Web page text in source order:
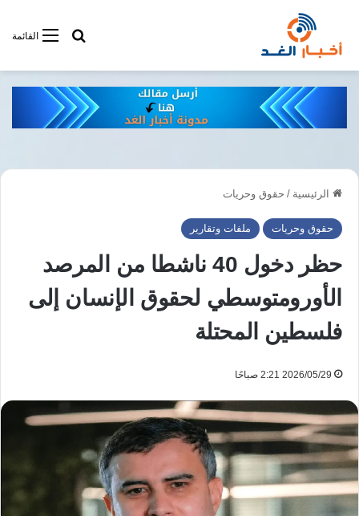
القائمةأبحت فى
الرئيسية / حقوق وحريات
حقوق وحريات ملفات وتقارير
حظر دخول 40 ناشطا من المرصد
الأورومتوسطي لحقوق الإنسان إلى
فلسطين المحتلة
2026/05/29 2:21 صباحًا